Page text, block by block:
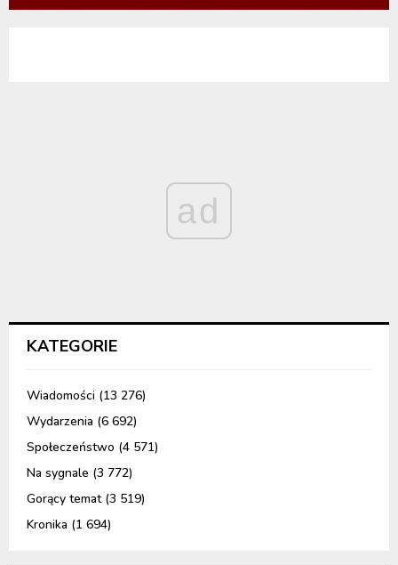
ad
KATEGORIE
Wiadomości (13 276)
Wydarzenia (6 692)
Społeczeństwo (4 571)
Na sygnale (3 772)
Gorący temat(3 519)
Kronika (1 694)